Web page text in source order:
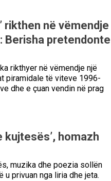
rikthen në vëmendje
Berisha pretendonte
rikthyer në vëmendje një
piramidale të viteve 1996-
dhe e çuan vendin në prag
homazh
muzika dhe poezia sollën
privuan nga liria dhe jeta.